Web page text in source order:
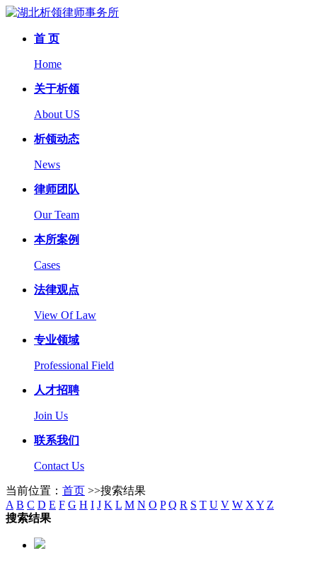
首 页
Home
关于析领
About US
析领动态
News
律师团队
Our Team
本所案例
Cases
法律观点
View Of Law
专业领域
Professional Field
人才招聘
Join Us
联系我们
Contact Us
当前位置： 首页 >>搜索结果
A B C D E F G H I J K L M N O P Q R S T U V W X Y Z
搜索结果